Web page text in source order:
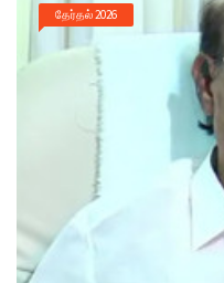
தேர்தல் 2026